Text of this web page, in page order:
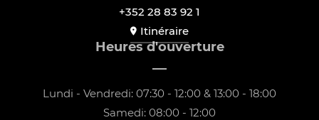
+352 28 83 92 1
Itinéraire
Heures d'ouverture
Lundi - Vendredi: 07:30 - 12:00 & 13:00 - 18:00
Samedi: 08:00 - 12:00